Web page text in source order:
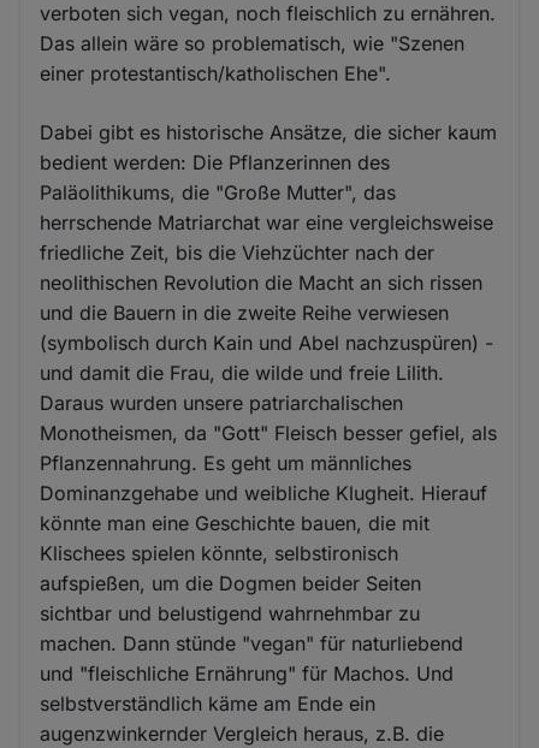
verboten sich vegan, noch fleischlich zu ernähren.
Das allein wäre so problematisch, wie "Szenen
einer protestantisch/katholischen Ehe".
Dabei gibt es historische Ansätze, die sicher kaum
bedient werden: Die Pflanzerinnen des
Paläolithikums, die "Große Mutter", das
herrschende Matriarchat war eine vergleichsweise
friedliche Zeit, bis die Viehzüchter nach der
neolithischen Revolution die Macht an sich rissen
und die Bauern in die zweite Reihe verwiesen
(symbolisch durch Kain und Abel nachzuspüren) -
und damit die Frau, die wilde und freie Lilith.
Daraus wurden unsere patriarchalischen
Monotheismen, da "Gott" Fleisch besser gefiel, als
Pflanzennahrung. Es geht um männliches
Dominanzgehabe und weibliche Klugheit. Hierauf
könnte man eine Geschichte bauen, die mit
Klischees spielen könnte, selbstironisch
aufspießen, um die Dogmen beider Seiten
sichtbar und belustigend wahrnehmbar zu
machen. Dann stünde "vegan" für naturliebend
und "fleischliche Ernährung" für Machos. Und
selbstverständlich käme am Ende ein
augenzwinkernder Vergleich heraus, z.B. die